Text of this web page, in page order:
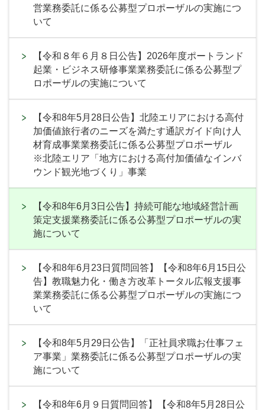
営業務委託に係る公募型プロポーザルの実施につ
いて
【令和８年６月８日公告】2026年度ポートランド
起業・ビジネス研修事業業務委託に係る公募型プ
ロポーザルの実施について
【令和8年5月28日公告】北陸エリアにおける高付
加価値旅行者のニーズを満たす通訳ガイド向け人
材育成事業業務委託に係る公募型プロポーザル
※北陸エリア「地方における高付加価値なインバ
ウンド観光地づくり」事業
【令和8年6月3日公告】持続可能な地域経営計画
策定支援業務委託に係る公募型プロポーザルの実
施について
【令和8年6月23日質問回答】【令和8年6月15日公
告】教職魅力化・働き方改革トータル広報支援事
業業務委託に係る公募型プロポーザルの実施につ
いて
【令和8年5月29日公告】「正社員求職お仕事フェ
ア事業」業務委託に係る公募型プロポーザルの実
施について
【令和8年6月９日質問回答】【令和8年5月28日公